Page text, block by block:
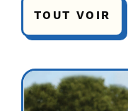
TOUT VOIR